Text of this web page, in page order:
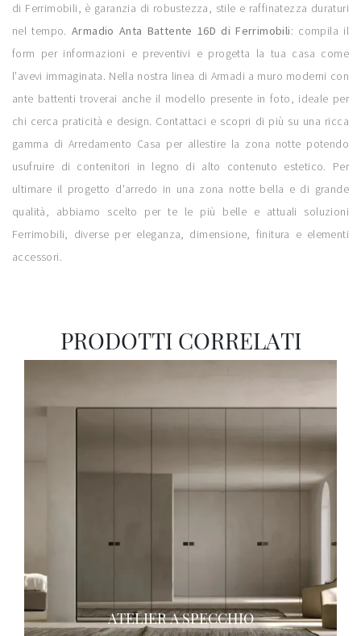
di Ferrimobili, è garanzia di robustezza, stile e raffinatezza duraturi
nel tempo. Armadio Anta Battente 16D di Ferrimobili: compila il
form per informazioni e preventivi e progetta la tua casa come
l'avevi immaginata. Nella nostra linea di Armadi a muro moderni con
ante battenti troverai anche il modello presente in foto, ideale per
chi cerca praticità e design. Contattaci e scopri di più su una ricca
gamma di Arredamento Casa per allestire la zona notte potendo
usufruire di contenitori in legno di alto contenuto estetico. Per
ultimare il progetto d'arredo in una zona notte bella e di grande
qualità, abbiamo scelto per te le più belle e attuali soluzioni
Ferrimobili, diverse per eleganza, dimensione, finitura e elementi
accessori.
PRODOTTI CORRELATI
ATELIER A SPECCHIO